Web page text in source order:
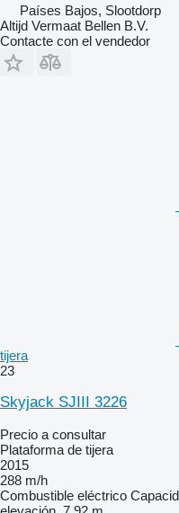
Países Bajos, Slootdorp
Altijd Vermaat Bellen B.V.
Contacte con el vendedor
tijera
23
Skyjack SJIII 3226
Precio a consultar
Plataforma de tijera
2015
288 m/h
Combustible eléctrico